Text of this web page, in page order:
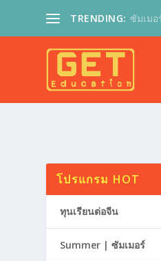
TRENDING: ซัมเมอ
โปรแกรม HOT
ทุนเรียนต่อจีน
Summer | ซัมเมอร์